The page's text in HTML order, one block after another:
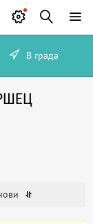
В града